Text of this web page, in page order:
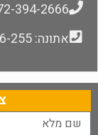
394-2666
אתונה: 30-693-2646-255+